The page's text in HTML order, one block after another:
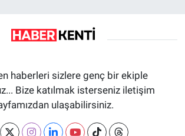
haberleri sizlere genç bir ekiple
Bize katılmak isterseniz iletişim
ulaşabilirsiniz.